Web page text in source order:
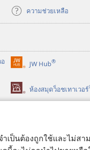
เป็นต้องถูกใช้และไม่สา
ความช่วยเหลือ
JW Hub®
(เปิด
ใหม่) ห้องสมุดว็อชเทาเวอร์